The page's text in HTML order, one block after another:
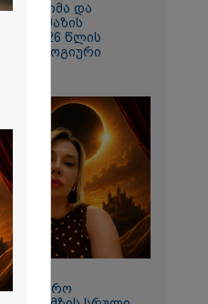
თმა და
სილამაზის
- 2026 წლის
სამყარო